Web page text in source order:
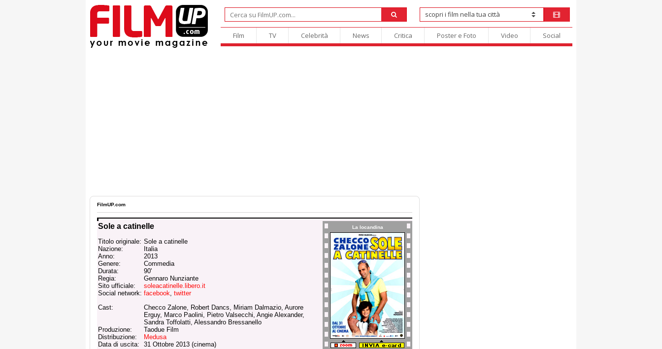
Film TV Celebrità News Critica Poster e Foto Video Social
FilmUP.com
Sole a catinelle
Titolo originale: Sole a catinelle
Nazione:
Italia
Anno:
2013
Genere:
Commedia
Durata:
90'
Regia:
Gennaro Nunziante
Sito ufficiale:
soleacatinelle.libero.it
Social network: facebook, twitter
Cast:
Checco Zalone, Robert Dancs, Miriam Dalmazio, Aurore
Erguy, Marco Paolini, Pietro Valsecchi, Angie Alexander,
Sandra Toffolatti, Alessandro Bressanello
Produzione:
Taodue Film
Distribuzione:
Medusa
Data di uscita:
31 Ottobre 2013 (cinema)
La locandina